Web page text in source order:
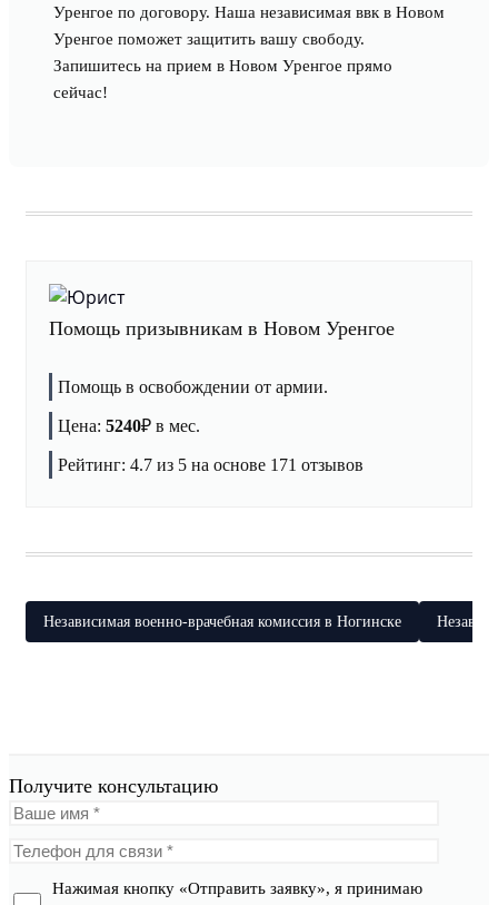
Уренгое по договору. Наша независимая ввк в Новом
Уренгое поможет защитить вашу свободу.
Запишитесь на прием в Новом Уренгое прямо
сейчас!
Помощь призывникам в Новом Уренгое
Помощь в освобождении от армии.
Цена: 5240₽ в мес.
Рейтинг: 4.7 из 5 на основе 171 отзывов
Независимая военно-врачебная комиссия в Ногинске
Получите консультацию
Нажимая кнопку «Отправить заявку», я принимаю